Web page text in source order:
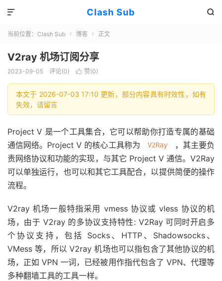
Clash Sub 

当前位置： Clash Sub  博客  正文
V2ray 机场订阅分享
2023-09-05 评论(0)  赞(0)
本文于 2026-07-03 17:10 更新，部分内容具有时效性，如有
失效，请留言
Project V 是一个工具集合，它可以帮助你打造专属的基础
通信网络。Project V 的核心工具称为
V2Ray
，其主要负
责网络协议和功能的实现，与其它 Project V 通信。V2Ray
可以单独运行，也可以和其它工具配合，以提供简便的操作
流程。
V2ray 机场一般特指采用 vmess 协议或 vless 协议的机
场，由于 V2ray 的多协议支持特性: V2Ray 可同时开启多
个协议支持，包括 Socks、HTTP、Shadowsocks、
VMess 等，所以 V2ray 机场也可以指包含了其他协议的机
场，正如 VPN 一词，已经被用作指代包含了 VPN、代理等
多种翻墙工具的工具一样。